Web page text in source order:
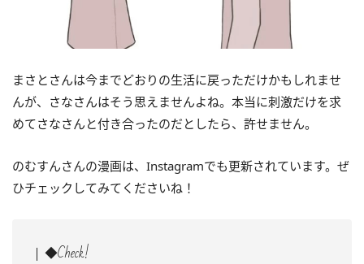
まさとさんは今までどおりの生活に戻っただけかもしれませ
んが、さなさんはそう思えませんよね。本当に刺激だけを求
めてさなさんと付き合ったのだとしたら、許せません。
のむすんさんの漫画は、Instagramでも更新されています。ぜ
ひチェックしてみてくださいね！
◆Check!